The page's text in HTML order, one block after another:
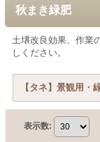
秋まき緑肥
土壌改良効果、作業
しください。
表示数: